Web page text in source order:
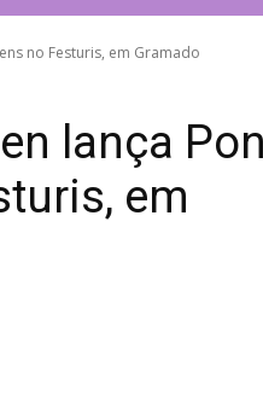
no Festuris, em Gramado
lança
em